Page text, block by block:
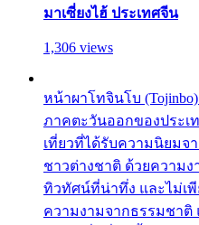
มาเซี่ยงไฮ้ ประเทศจีน
1,306 views
หน้าผาโทจินโบ
ภาคตะวันออกของประ
เที่ยวที่ได้รับความนิยมจ
ชาวต่างชาติ ด้วยความ
ทิวทัศน์ที่น่าทึ่ง และไม่เ
ความงามจากธรรมชาติ